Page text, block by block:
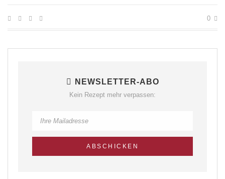
0
NEWSLETTER-ABO
Kein Rezept mehr verpassen: